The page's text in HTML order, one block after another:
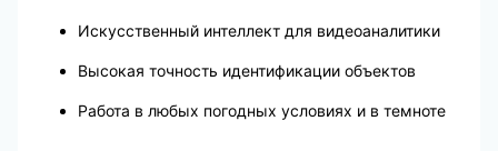
Искусственный интеллект для видеоаналитики
Высокая точность идентификации объектов
Работа в любых погодных условиях и в темноте